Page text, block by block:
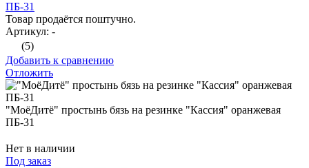
ПБ-31
Товар продаётся поштучно.
Артикул: -
(5)
Добавить к сравнению
Отложить
"МоёДитё" простынь бязь на резинке "Кассия" оранжевая
ПБ-31
Нет в наличии
Под заказ